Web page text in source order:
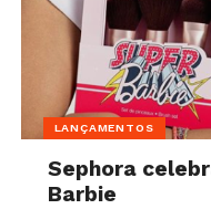
LANÇAMENTOS
Sephora
Barbie